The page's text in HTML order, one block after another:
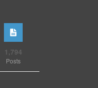
1,794
Posts